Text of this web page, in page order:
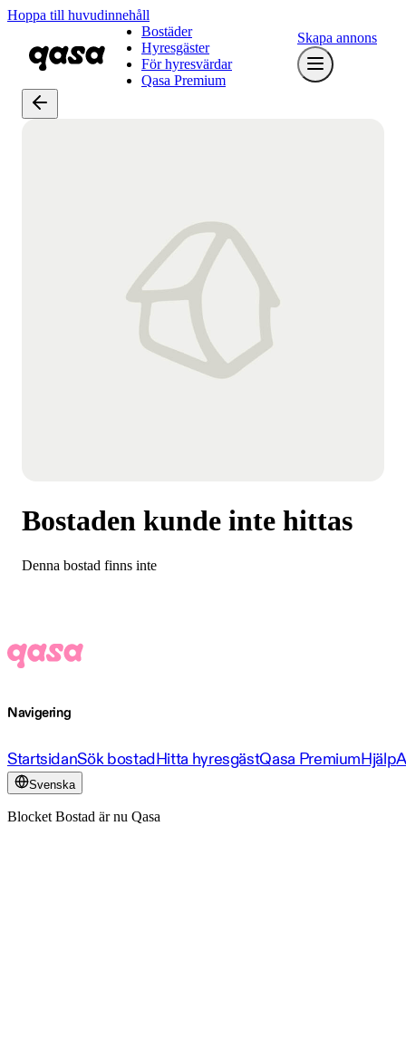
Hoppa till huvudinnehåll
Bostäder
Hyresgäster
För hyresvärdar
Qasa Premium
Skapa annons
Bostaden kunde inte hittas
Denna bostad finns inte
Navigering
StartsidanSök bostadHitta hyresgästQasa PremiumHjälp
Svenska
Blocket Bostad är nu Qasa